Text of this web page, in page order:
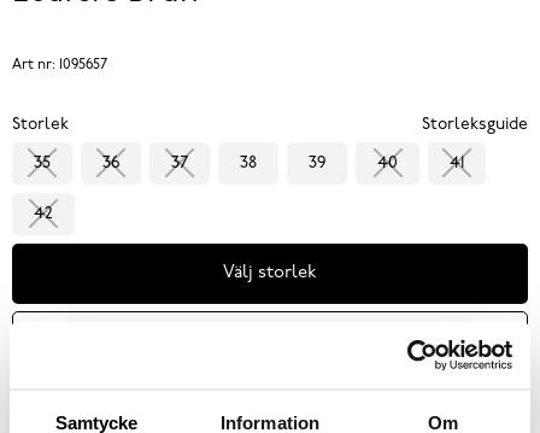
Samtycke Information Om
price
Art nr: 1095657
Storlek Storleksguide
35 36 37 38 39 40 41
42
Välj storlek